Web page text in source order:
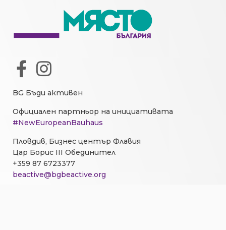
BG Бъди активен
Официален партньор на инициативата
#NewEuropeanBauhaus
Пловдив, Бизнес център Флавия
Цар Борис III Обединител
+359 87 6723377
beactive@bgbeactive.org